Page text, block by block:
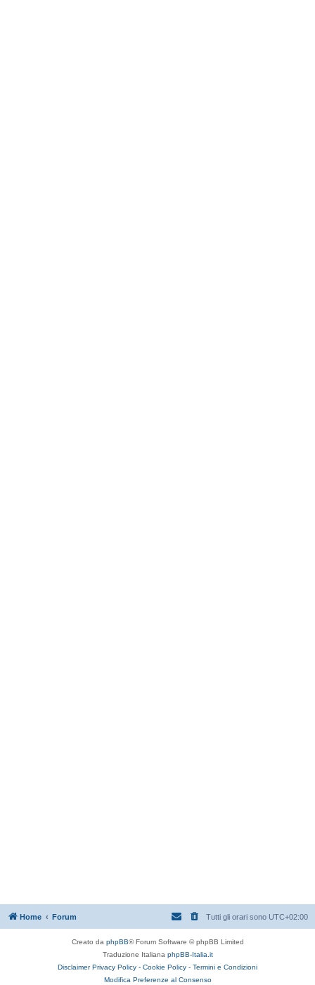
Home Forum Tutti gli orari sono UTC+02:00
Creato da phpBB® Forum Software © phpBB Limited
Traduzione Italiana phpBB-Italia.it
Disclaimer Privacy Policy - Cookie Policy - Termini e Condizioni
Modifica Preferenze al Consenso